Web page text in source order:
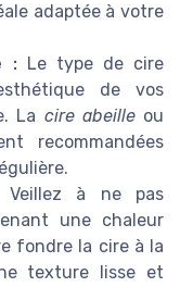
adaptée à votre
:Le type de cire
de vos
La cire abeilleou
recommandées
Veillez à ne pas
une chaleur
fondre la cire à la
texture lisse et